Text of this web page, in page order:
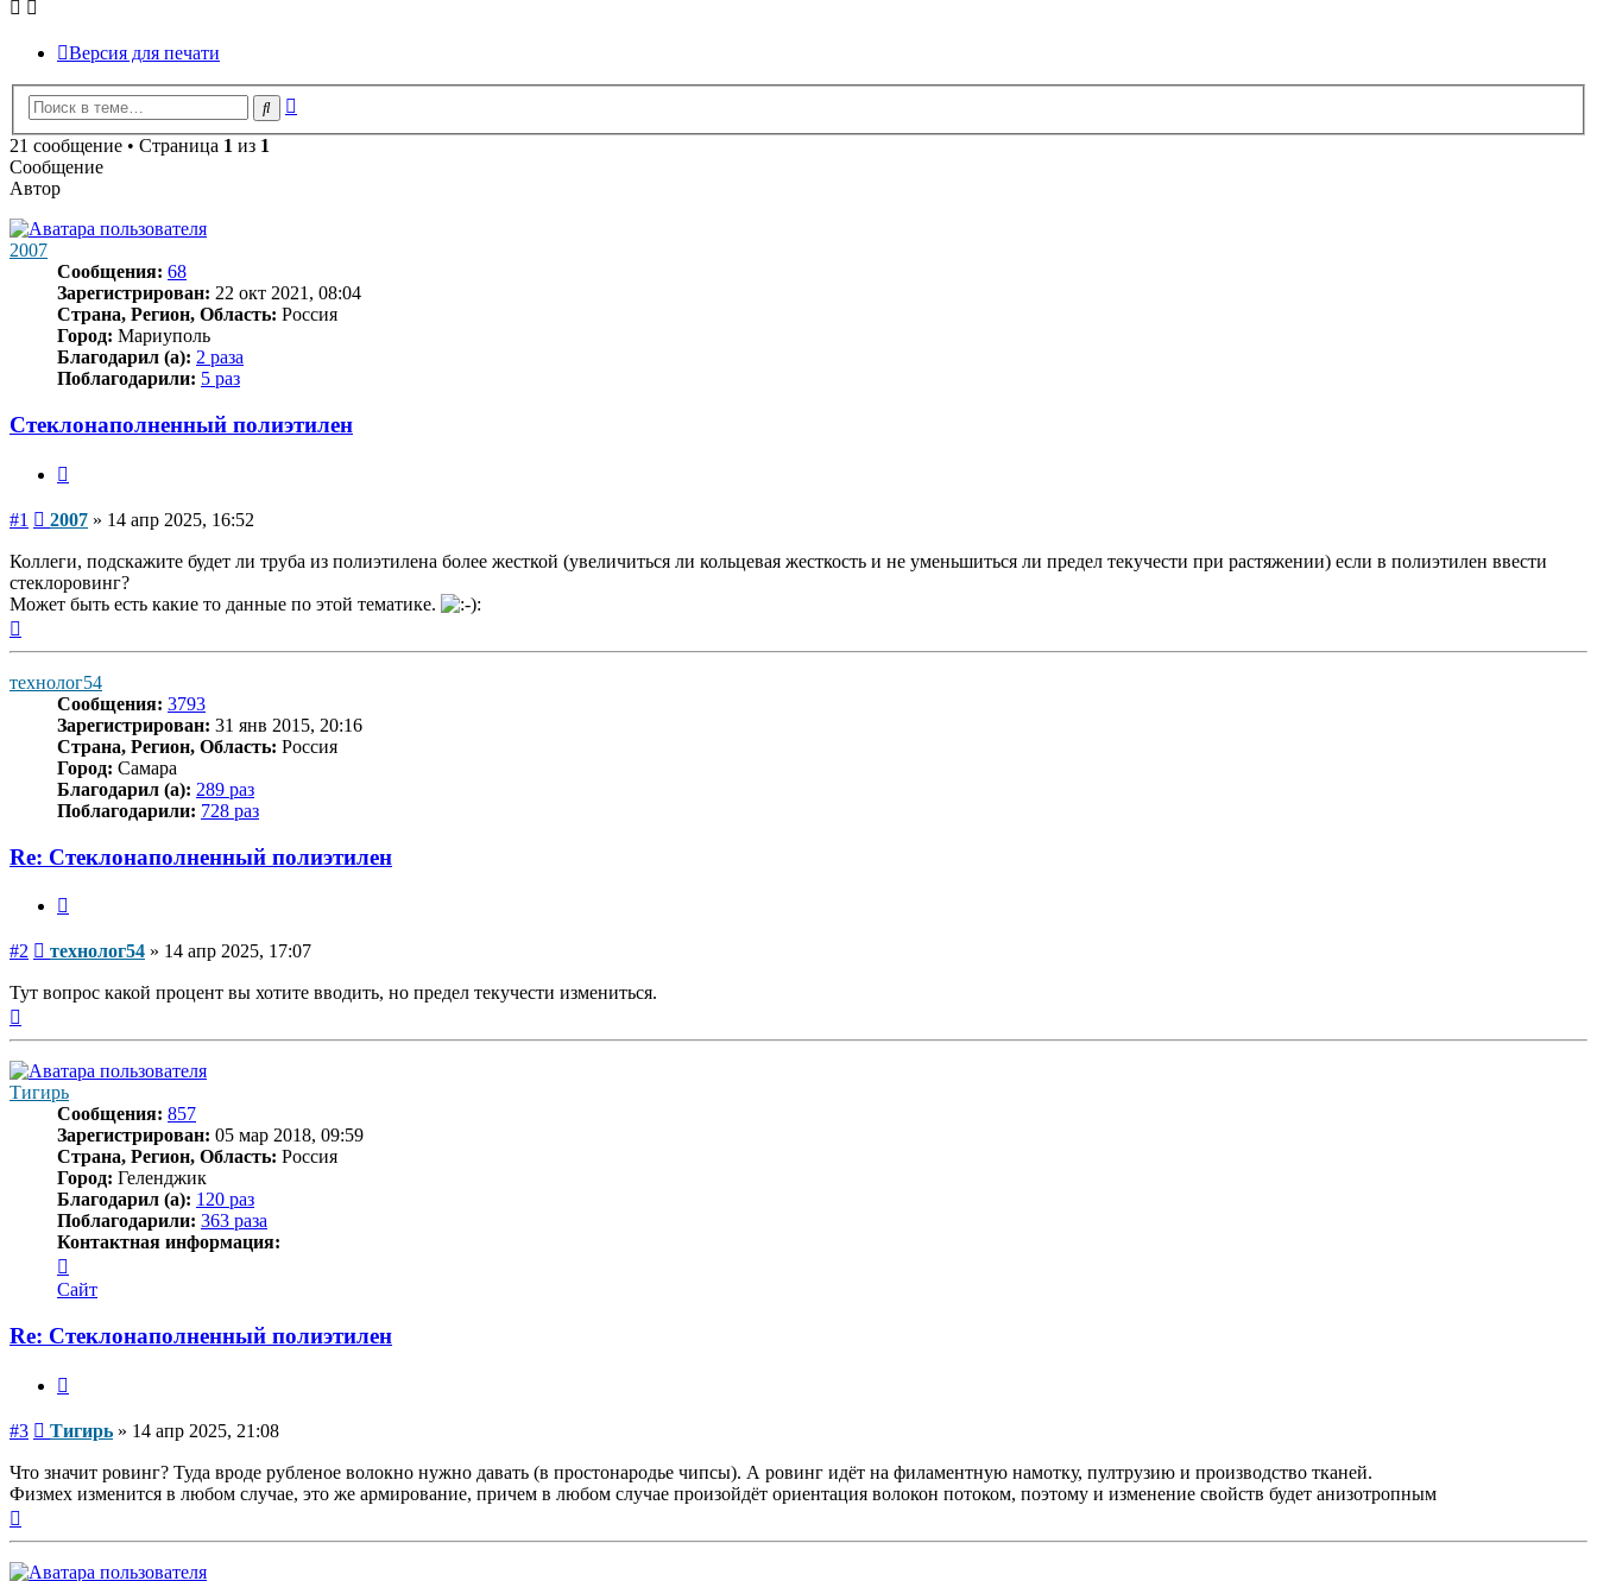
Версия для печати
Поиск
21 сообщение • Страница 1 из 1
Сообщение
Автор
2007
Сообщения: 68
Зарегистрирован: 22 окт 2021, 08:04
Страна, Регион, Область: Россия
Город: Мариуполь
Благодарил (а): 2 раза
Поблагодарили: 5 раз
Стеклонаполненный полиэтилен
#1 Сообщение
2007 » 14 апр 2025, 16:52
Коллеги, подскажите будет ли труба из полиэтилена более жесткой (увеличиться ли кольцевая жесткость и не уменьшиться ли предел текучести при растяжении) если в полиэтилен ввести
стеклоровинг?
Может быть есть какие то данные по этой тематике.
технолог54
Сообщения: 3793
Зарегистрирован: 31 янв 2015, 20:16
Страна, Регион, Область: Россия
Город: Самара
Благодарил (а): 289 раз
Поблагодарили: 728 раз
Re: Стеклонаполненный полиэтилен
#2 Сообщение
технолог54 » 14 апр 2025, 17:07
Тут вопрос какой процент вы хотите вводить, но предел текучести измениться.
Тигирь
Сообщения: 857
Зарегистрирован: 05 мар 2018, 09:59
Страна, Регион, Область: Россия
Город: Геленджик
Благодарил (а): 120 раз
Поблагодарили: 363 раза
Контактная информация:
информация
пользователя
Сайт
Re: Стеклонаполненный полиэтилен
#3 Сообщение
Тигирь » 14 апр 2025, 21:08
Что значит ровинг? Туда вроде рубленое волокно нужно давать (в простонародье чипсы). А ровинг идёт на филаментную намотку, пултрузию и производство тканей.
Физмех изменится в любом случае, это же армирование, причем в любом случае произойдёт ориентация волокон потоком, поэтому и изменение свойств будет анизотропным